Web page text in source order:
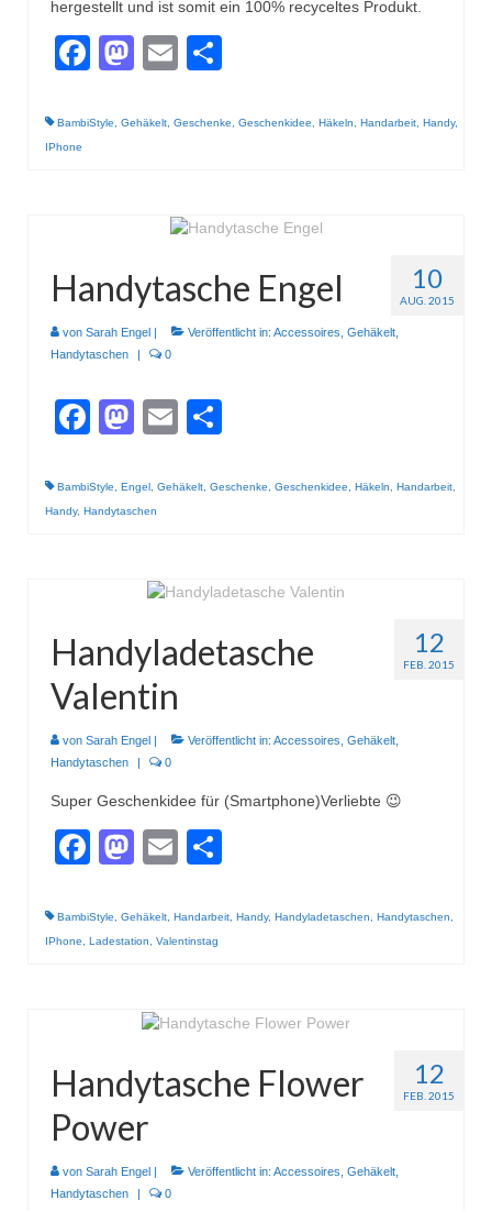
hergestellt und ist somit ein 100% recyceltes Produkt.
Facebook
Mastodon
Email
BambiStyle Gehäkelt Geschenke Geschenkidee Häkeln Handarbeit Handy,
IPhone
10
AUG. 2015
Handytasche Engel
von Sarah Engel | Veröffentlicht in: Accessoires Gehäkelt
Handytaschen
| 0
Facebook
Mastodon
Email
BambiStyle Engel Gehäkelt Geschenke Geschenkidee Häkeln Handarbeit
Handy, Handytaschen
12
FEB. 2015
Handyladetasche
Valentin
von Sarah Engel Veröffentlicht in: Accessoires Gehäkelt
Handytaschen
0
Super Geschenkidee für (Smartphone)Verliebte 😉
Facebook
Mastodon
Email
BambiStyle, Gehäkelt, Handarbeit, Handy, Handyladetaschen, Handytaschen,
IPhone, Ladestation, Valentinstag
12
FEB. 2015
Handytasche Flower
Power
von Sarah Engel | Veröffentlicht in: Accessoires Gehäkelt
Handytaschen
| 0